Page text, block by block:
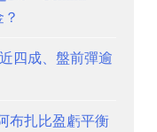
四成、盤前彈逾
布扎比盈虧平衡